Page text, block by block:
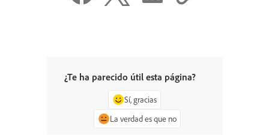
¿Te ha parecido útil esta página?
Sí, gracias
La verdad es que no